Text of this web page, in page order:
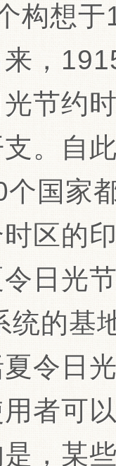
构想于
，
节约
。自
个国家
区的
日光
统的基
令日
者可
，某